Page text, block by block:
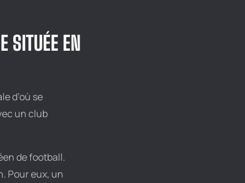
SITUÉE EN
d’où se
un club
de football.
Pour eux, un